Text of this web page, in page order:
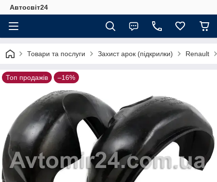
Автосвіт24
Товари та послуги Захист арок (підкрилки) Renault
Топ продажів –16%